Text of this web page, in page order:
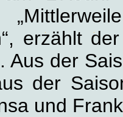
erzählt
Aus der
der
und